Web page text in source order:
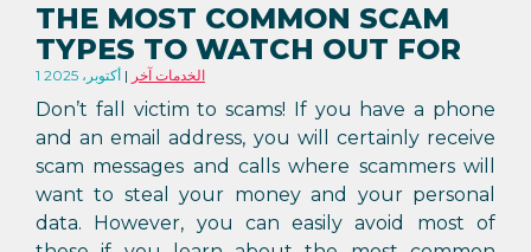
THE MOST COMMON SCAM
TYPES TO WATCH OUT FOR
1 أكتوبر، 2025 الخدمات آخر
Don’t fall victim to scams! If you have a phone
and an email address, you will certainly receive
scam messages and calls where scammers will
want to steal your money and your personal
data. However, you can easily avoid most of